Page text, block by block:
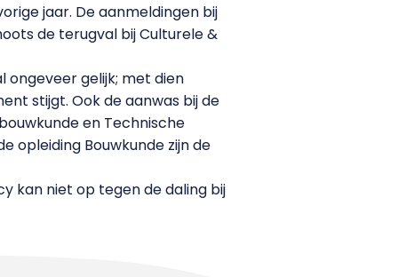
jaar. De aanmeldingen bij
de terugval bij Culturele &
gelijk; met dien
stijgt. Ook de aanwas bij de
en Technische
opleiding Bouwkunde zijn de
kan niet op tegen de daling bij